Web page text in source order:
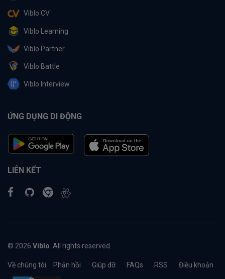
Viblo CV
Viblo Learning
Viblo Partner
Viblo Battle
Viblo Interview
ỨNG DỤNG DI ĐỘNG
LIÊN KẾT
© 2026 Viblo . All rights reserved.
Về chúng tôi Phản hồi Giúp đỡ FAQs RSS Điều khoản